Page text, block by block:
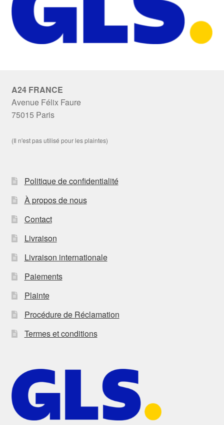
A24 FRANCE
Avenue Félix Faure
75015 Paris
(Il n'est pas utilisé pour les plaintes)
Politique de confidentialité
À propos de nous
Contact
Livraison
Livraison internationale
Paiements
Plainte
Procédure de Réclamation
Termes et conditions